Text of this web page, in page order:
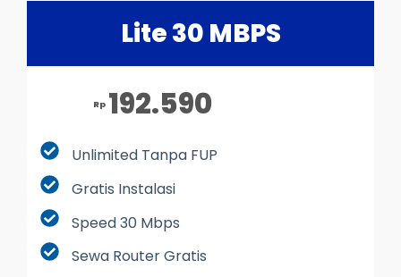
Lite 30 MBPS
Rp 192.590
Unlimited Tanpa FUP
Gratis Instalasi
Speed 30 Mbps
Sewa Router Gratis